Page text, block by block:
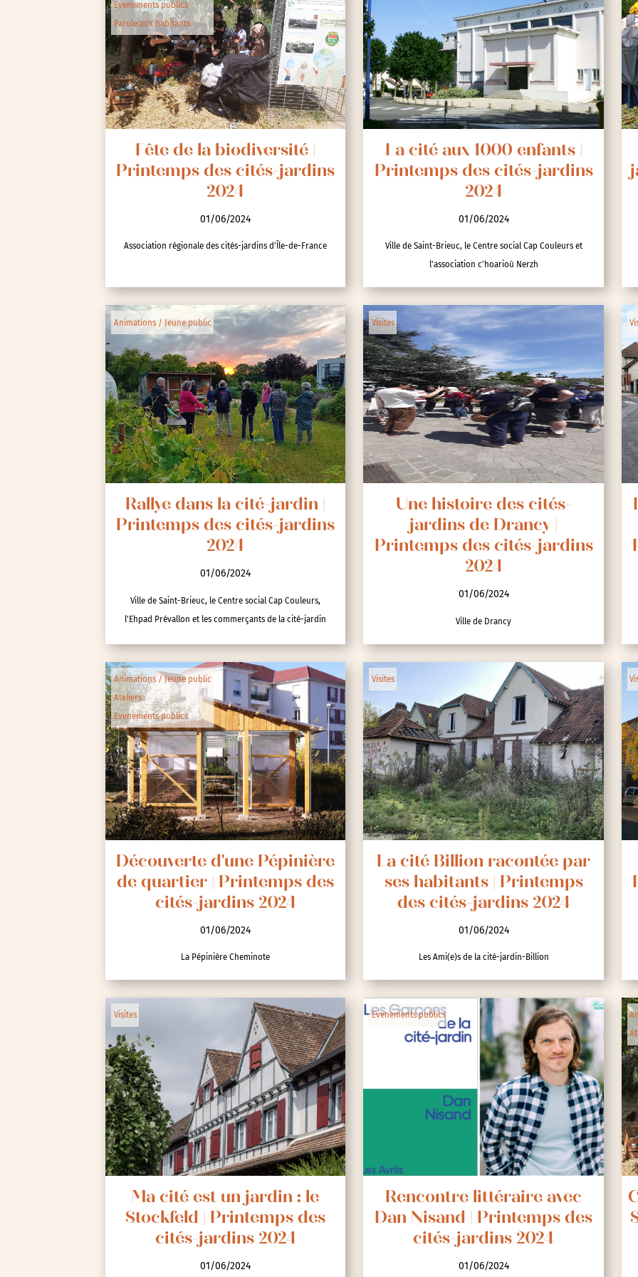
Animations / Jeune public
Cinéma
Conférences
Cycle de rencontres
Evenements publics
Expositions
Œuvre collective/participative
Parole aux habitants
Randonnées
Evenements publics
Parole aux habitants
Fête de la biodiversité |
Printemps des cités-jardins
2024
01/06/2024
Association régionale des cités-jardins d'Île-de-France
La cité aux 1000 enfants |
Printemps des cités-jardins
2024
01/06/2024
Ville de Saint-Brieuc, le Centre social Cap Couleurs et
l'association c'hoarioù Nerzh
Animations / Jeune public
Rallye dans la cité-jardin |
Printemps des cités-jardins
2024
01/06/2024
Ville de Saint-Brieuc, le Centre social Cap Couleurs,
l'Ehpad Prévallon et les commerçants de la cité-jardin
Visites
Une histoire des cités-
jardins de Drancy |
Printemps des cités-jardins
2024
01/06/2024
Ville de Drancy
Animations / Jeune public
Ateliers
Evenements publics
Découverte d'une Pépinière
de quartier | Printemps des
cités-jardins 2024
01/06/2024
La Pépinière Cheminote
Visites
La cité Billion racontée par
ses habitants | Printemps
des cités-jardins 2024
01/06/2024
Les Ami(e)s de la cité-jardin-Billion
Visites
Ma cité est un jardin : le
Stockfeld | Printemps des
cités-jardins 2024
01/06/2024
Evenements publics
Rencontre littéraire avec
Dan Nisand | Printemps des
cités-jardins 2024
01/06/2024